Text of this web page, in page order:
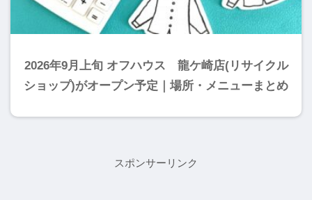
2026年9月上旬 オフハウス 龍ケ崎店(リサイクル
ショップ)がオープン予定｜場所・メニューまとめ
スポンサーリンク